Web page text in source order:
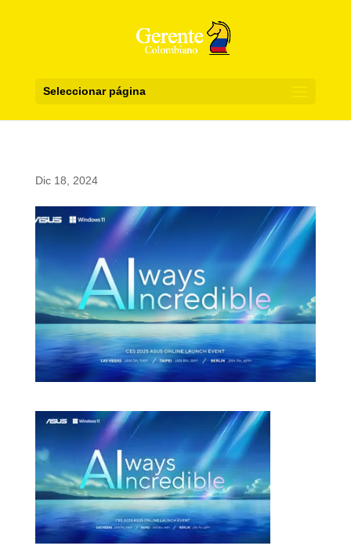
Seleccionar página
Dic 18, 2024